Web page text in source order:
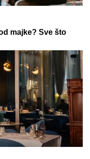
Preuzmi